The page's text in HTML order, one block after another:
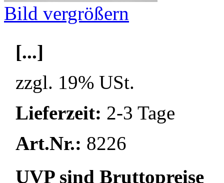
Bild vergrößern
[...]
zzgl. 19% USt.
Lieferzeit: 2-3 Tage
Art.Nr.: 8226
UVP sind Bruttopreise